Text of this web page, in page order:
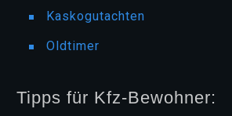
Kaskogutachten
Oldtimer
Tipps für Kfz-Bewohner: